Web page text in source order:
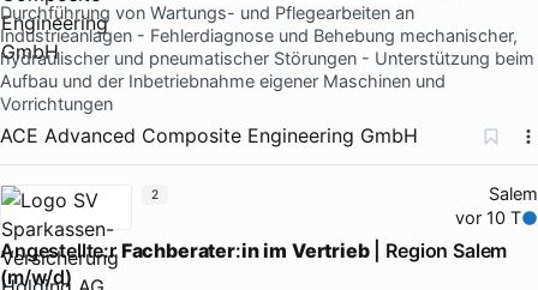
Durchführung von Wartungs- und Pflegearbeiten an
Industrieanlagen - Fehlerdiagnose und Behebung mechanischer,
hydraulischer und pneumatischer Störungen - Unterstützung beim
Aufbau und der Inbetriebnahme eigener Maschinen und
Vorrichtungen
ACE Advanced Composite Engineering GmbH
Salem
vor 10 T
Angestellte:rFachberater:inim Vertrieb| Region Salem
(m/w/d)
2